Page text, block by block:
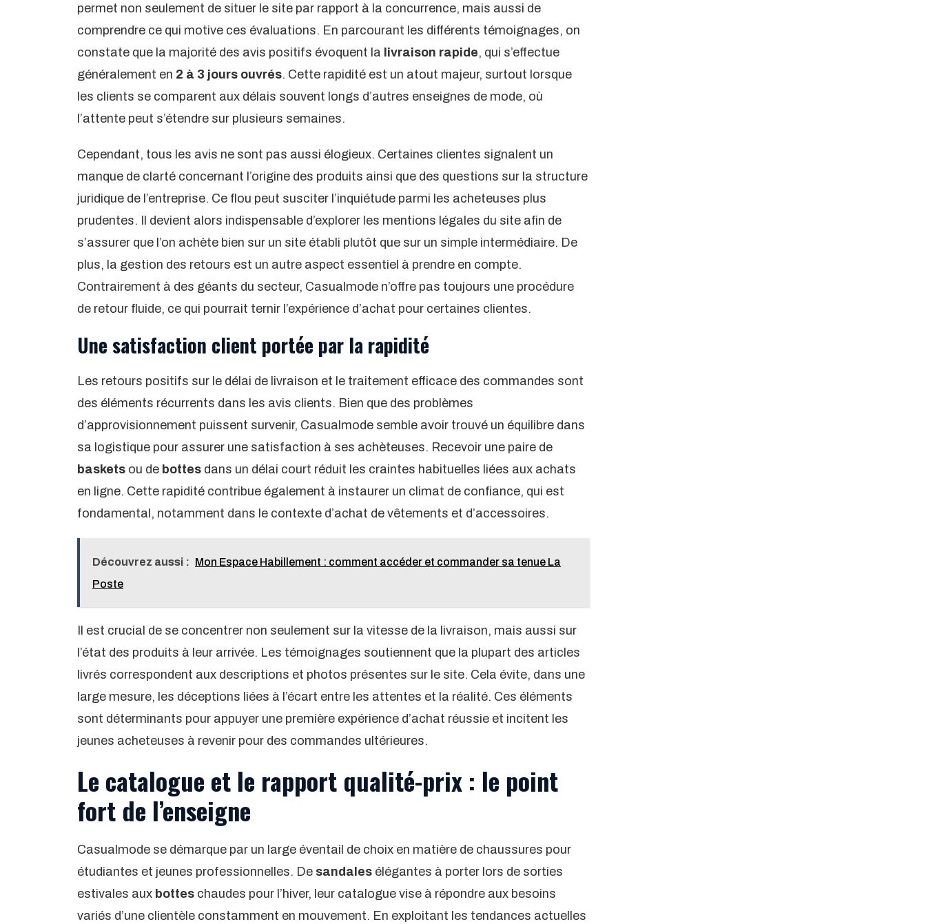
permet non seulement de situer le site par rapport à la concurrence, mais aussi de
comprendre ce qui motive ces évaluations. En parcourant les différents témoignages, on
constate que la majorité des avis positifs évoquent la livraison rapide, qui s’effectue
généralement en 2 à 3 jours ouvrés. Cette rapidité est un atout majeur, surtout lorsque
les clients se comparent aux délais souvent longs d’autres enseignes de mode, où
l’attente peut s’étendre sur plusieurs semaines.
Cependant, tous les avis ne sont pas aussi élogieux. Certaines clientes signalent un
manque de clarté concernant l’origine des produits ainsi que des questions sur la structure
juridique de l’entreprise. Ce flou peut susciter l’inquiétude parmi les acheteuses plus
prudentes. Il devient alors indispensable d’explorer les mentions légales du site afin de
s’assurer que l’on achète bien sur un site établi plutôt que sur un simple intermédiaire. De
plus, la gestion des retours est un autre aspect essentiel à prendre en compte.
Contrairement à des géants du secteur, Casualmode n’offre pas toujours une procédure
de retour fluide, ce qui pourrait ternir l’expérience d’achat pour certaines clientes.
Une satisfaction client portée par la rapidité
Les retours positifs sur le délai de livraison et le traitement efficace des commandes sont
des éléments récurrents dans les avis clients. Bien que des problèmes
d’approvisionnement puissent survenir, Casualmode semble avoir trouvé un équilibre dans
sa logistique pour assurer une satisfaction à ses achèteuses. Recevoir une paire de
baskets ou de bottes dans un délai court réduit les craintes habituelles liées aux achats
en ligne. Cette rapidité contribue également à instaurer un climat de confiance, qui est
fondamental, notamment dans le contexte d’achat de vêtements et d’accessoires.
Découvrez aussi : Mon Espace Habillement : comment accéder et commander sa tenue La
Poste
Il est crucial de se concentrer non seulement sur la vitesse de la livraison, mais aussi sur
l’état des produits à leur arrivée. Les témoignages soutiennent que la plupart des articles
livrés correspondent aux descriptions et photos présentes sur le site. Cela évite, dans une
large mesure, les déceptions liées à l’écart entre les attentes et la réalité. Ces éléments
sont déterminants pour appuyer une première expérience d’achat réussie et incitent les
jeunes acheteuses à revenir pour des commandes ultérieures.
Le catalogue et le rapport qualité-prix : le point
fort de l’enseigne
Casualmode se démarque par un large éventail de choix en matière de chaussures pour
étudiantes et jeunes professionnelles. De sandales élégantes à porter lors de sorties
estivales aux bottes chaudes pour l’hiver, leur catalogue vise à répondre aux besoins
variés d’une clientèle constamment en mouvement. En exploitant les tendances actuelles